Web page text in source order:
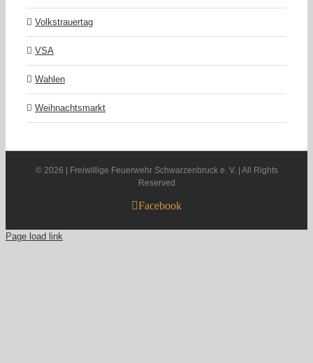
Volkstrauertag
VSA
Wahlen
Weihnachtsmarkt
© 2026 | Freiwillige Feuerwehr Schwarzenbruck e. V. | All Rights
Reserved
Facebook
Page load link